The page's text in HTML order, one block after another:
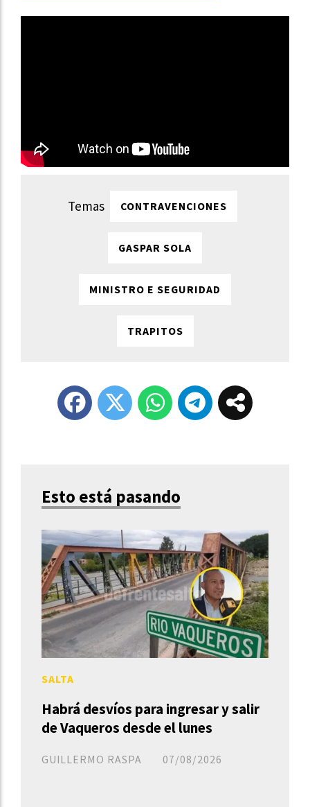
CONTRAVENCIONES
GASPAR SOLA
MINISTRO E SEGURIDAD
TRAPITOS
Esto está pasando
Habrá desvíos para ingresar y salir
de Vaqueros desde el lunes
GUILLERMO RASPA
SALTA
07/08/2026